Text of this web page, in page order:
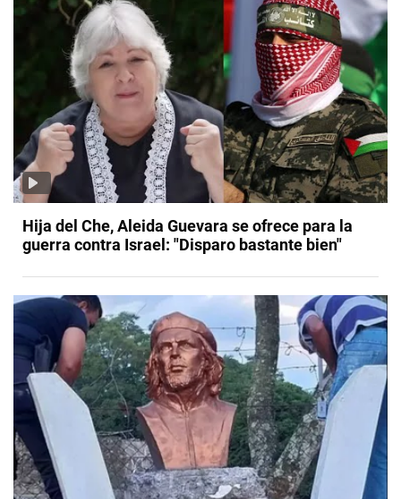
Hija del Che, Aleida Guevara se ofrece para la
guerra contra Israel: "Disparo bastante bien"